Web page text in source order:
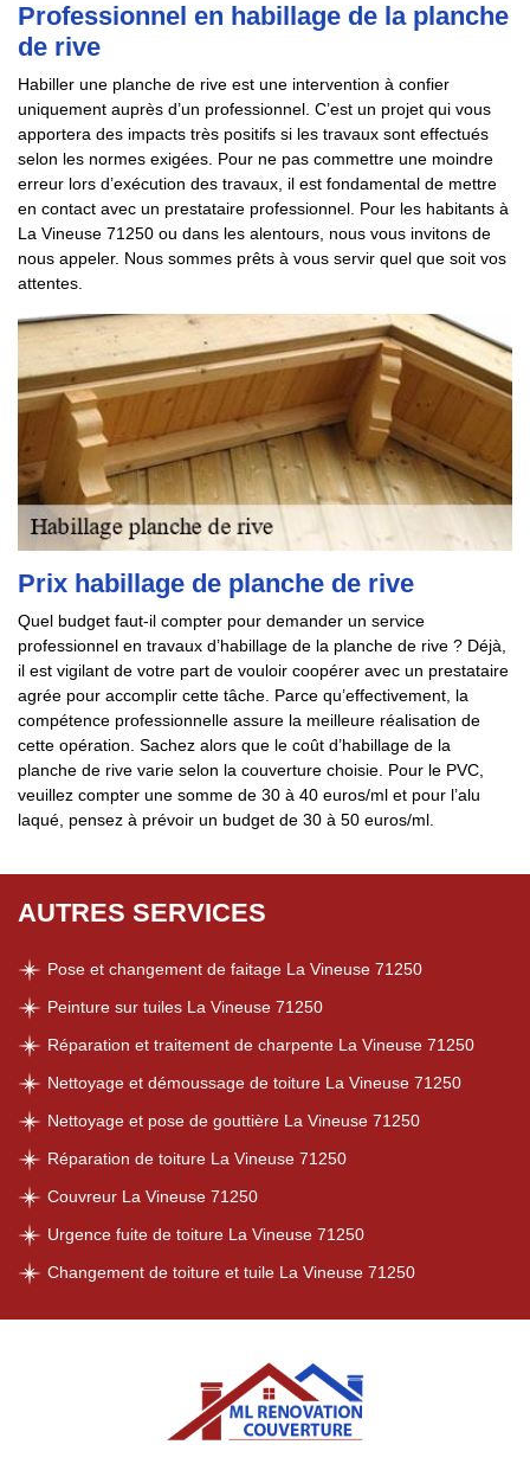
Professionnel en habillage de la planche
de rive
Habiller une planche de rive est une intervention à confier
uniquement auprès d’un professionnel. C’est un projet qui vous
apportera des impacts très positifs si les travaux sont effectués
selon les normes exigées. Pour ne pas commettre une moindre
erreur lors d’exécution des travaux, il est fondamental de mettre
en contact avec un prestataire professionnel. Pour les habitants à
La Vineuse 71250 ou dans les alentours, nous vous invitons de
nous appeler. Nous sommes prêts à vous servir quel que soit vos
attentes.
Prix habillage de planche de rive
Quel budget faut-il compter pour demander un service
professionnel en travaux d’habillage de la planche de rive ? Déjà,
il est vigilant de votre part de vouloir coopérer avec un prestataire
agrée pour accomplir cette tâche. Parce qu’effectivement, la
compétence professionnelle assure la meilleure réalisation de
cette opération. Sachez alors que le coût d’habillage de la
planche de rive varie selon la couverture choisie. Pour le PVC,
veuillez compter une somme de 30 à 40 euros/ml et pour l’alu
laqué, pensez à prévoir un budget de 30 à 50 euros/ml.
AUTRES SERVICES
Pose et changement de faitage La Vineuse 71250
Peinture sur tuiles La Vineuse 71250
Réparation et traitement de charpente La Vineuse 71250
Nettoyage et démoussage de toiture La Vineuse 71250
Nettoyage et pose de gouttière La Vineuse 71250
Réparation de toiture La Vineuse 71250
Couvreur La Vineuse 71250
Urgence fuite de toiture La Vineuse 71250
Changement de toiture et tuile La Vineuse 71250